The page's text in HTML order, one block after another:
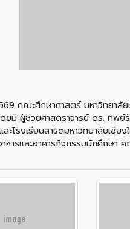
คณะศึกษาศาสตร์ มหาวิทยาลัย
ดยมี ผู้ช่วยศาสตราจารย์ ดร. ทิ
ละโรงเรียนสาธิตมหาวิทยาลัยเ
ารและอาคารกิจกรรมนักศึกษา